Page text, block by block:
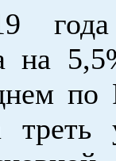
года
на
по